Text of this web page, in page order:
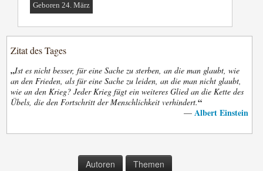
Geboren 24. März
Zitat des Tages
„Ist es nicht besser, für eine Sache zu sterben, an die man glaubt, wie
an den Frieden, als für eine Sache zu leiden, an die man nicht glaubt,
wie an den Krieg? Jeder Krieg fügt ein weiteres Glied an die Kette des
Übels, die den Fortschritt der Menschlichkeit verhindert.“
— Albert Einstein
Autoren Themen